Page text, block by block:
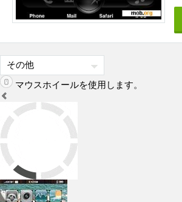
マウスホイールを使用します。